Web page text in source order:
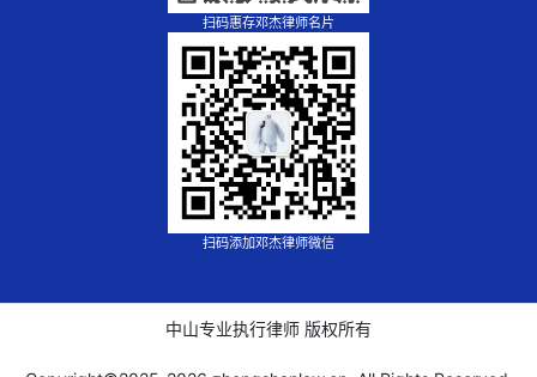
扫码惠存邓杰律师名片
扫码添加邓杰律师微信
中山专业执行律师 版权所有